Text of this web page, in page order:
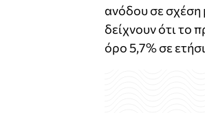
ανόδου σε σχέση
δείχνουν ότι το
όρο 5,7% σε